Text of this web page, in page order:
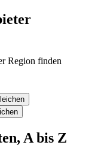
Region finden
A bis Z